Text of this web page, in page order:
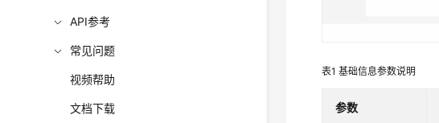
API参考
常见问题
视频帮助
文档下载
表1基础信息参数说明
参数